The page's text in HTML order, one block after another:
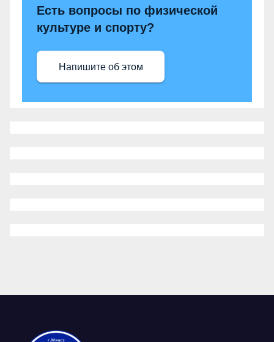
Есть вопросы по физической
культуре и спорту?
Напишите об этом